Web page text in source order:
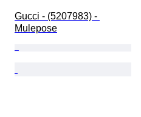
Gucci - (5207983) -
Mulepose